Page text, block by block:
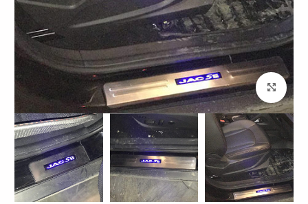
بزرگنمایی تصویر